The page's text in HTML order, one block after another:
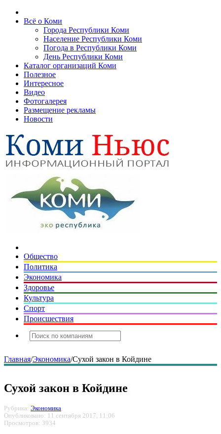
Всё о Коми
Города Республики Коми
Население Республики Коми
Погода в Республики Коми
День Республики Коми
Каталог организаций Коми
Полезное
Интересное
Видео
Фотогалерея
Размещение рекламы
Новости
Общество
Политика
Экономика
Здоровье
Культура
Спорт
Происшествия
Главная/Экономика/Сухой закон в Койдине
Сухой закон в Койдине
Рубрика: Экономика
Опубликовано: 11 сентября 2017, 11:06
Просмотров: 3934